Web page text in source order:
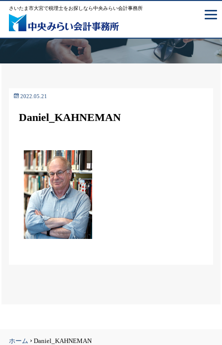
さいたま市大宮で税理士をお探しなら中央みらい会計事務所
2022.05.21
Daniel_KAHNEMAN
ホーム ›Daniel_KAHNEMAN